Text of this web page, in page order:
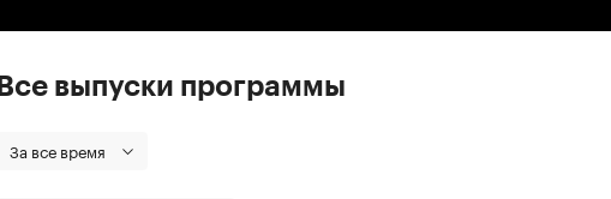
Все выпуски программы
За все время